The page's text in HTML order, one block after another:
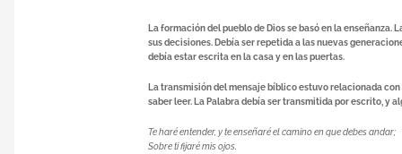
La formación del pueblo de Dios se basó en la enseñanza.
sus decisiones. Debía ser repetida a las nuevas
debía estar escrita en la casa y en las puertas.
La transmisión del mensaje bíblico estuvo relacionada
saber leer. La Palabra debía ser transmitida por escrito, y
Te haré entender, y te enseñaré el camino en que debes andar;
Sobre ti fijaré mis ojos.